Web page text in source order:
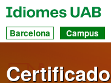
Barcelona Campus